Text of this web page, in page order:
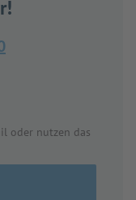
oder nutzen das